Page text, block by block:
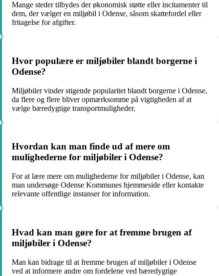
Mange steder tilbydes der økonomisk støtte eller incitamenter til
dem, der vælger en miljøbil i Odense, såsom skattefordel eller
fritagelse for afgifter.
Hvor populære er miljøbiler blandt borgerne i
Odense?
Miljøbiler vinder stigende popularitet blandt borgerne i Odense,
da flere og flere bliver opmærksomme på vigtigheden af at
vælge bæredygtige transportmuligheder.
Hvordan kan man finde ud af mere om
mulighederne for miljøbiler i Odense?
For at lære mere om mulighederne for miljøbiler i Odense, kan
man undersøge Odense Kommunes hjemmeside eller kontakte
relevante offentlige instanser for information.
Hvad kan man gøre for at fremme brugen af
miljøbiler i Odense?
Man kan bidrage til at fremme brugen af miljøbiler i Odense
ved at informere andre om fordelene ved bæredygtige